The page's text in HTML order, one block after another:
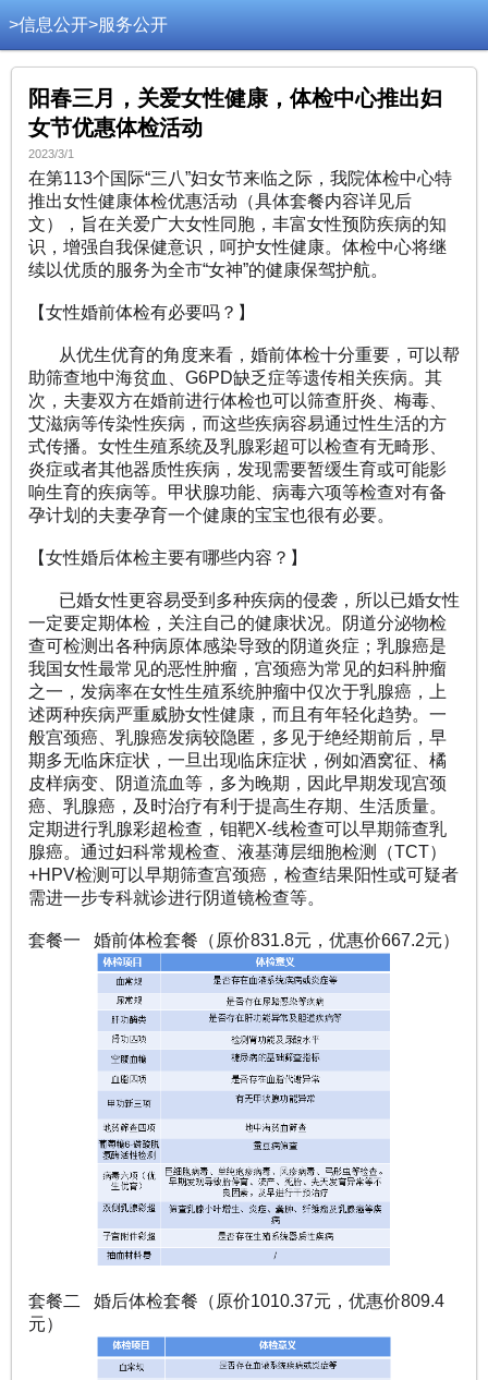
>信息公开>服务公开
阳春三月，关爱女性健康，体检中心推出妇
女节优惠体检活动
2023/3/1
在第113个国际“三八”妇女节来临之际，我院体检中心特
推出女性健康体检优惠活动（具体套餐内容详见后
文），旨在关爱广大女性同胞，丰富女性预防疾病的知
识，增强自我保健意识，呵护女性健康。体检中心将继
续以优质的服务为全市“女神”的健康保驾护航。
【女性婚前体检有必要吗？】
从优生优育的角度来看，婚前体检十分重要，可以帮
助筛查地中海贫血、G6PD缺乏症等遗传相关疾病。其
次，夫妻双方在婚前进行体检也可以筛查肝炎、梅毒、
艾滋病等传染性疾病，而这些疾病容易通过性生活的方
式传播。女性生殖系统及乳腺彩超可以检查有无畸形、
炎症或者其他器质性疾病，发现需要暂缓生育或可能影
响生育的疾病等。甲状腺功能、病毒六项等检查对有备
孕计划的夫妻孕育一个健康的宝宝也很有必要。
【女性婚后体检主要有哪些内容？】
已婚女性更容易受到多种疾病的侵袭，所以已婚女性
一定要定期体检，关注自己的健康状况。阴道分泌物检
查可检测出各种病原体感染导致的阴道炎症；乳腺癌是
我国女性最常见的恶性肿瘤，宫颈癌为常见的妇科肿瘤
之一，发病率在女性生殖系统肿瘤中仅次于乳腺癌，上
述两种疾病严重威胁女性健康，而且有年轻化趋势。一
般宫颈癌、乳腺癌发病较隐匿，多见于绝经期前后，早
期多无临床症状，一旦出现临床症状，例如酒窝征、橘
皮样病变、阴道流血等，多为晚期，因此早期发现宫颈
癌、乳腺癌，及时治疗有利于提高生存期、生活质量。
定期进行乳腺彩超检查，钼靶X-线检查可以早期筛查乳
腺癌。通过妇科常规检查、液基薄层细胞检测（TCT）
+HPV检测可以早期筛查宫颈癌，检查结果阳性或可疑者
需进一步专科就诊进行阴道镜检查等。
套餐一 婚前体检套餐（原价831.8元，优惠价667.2元）
套餐二 婚后体检套餐（原价1010.37元，优惠价809.4
元）